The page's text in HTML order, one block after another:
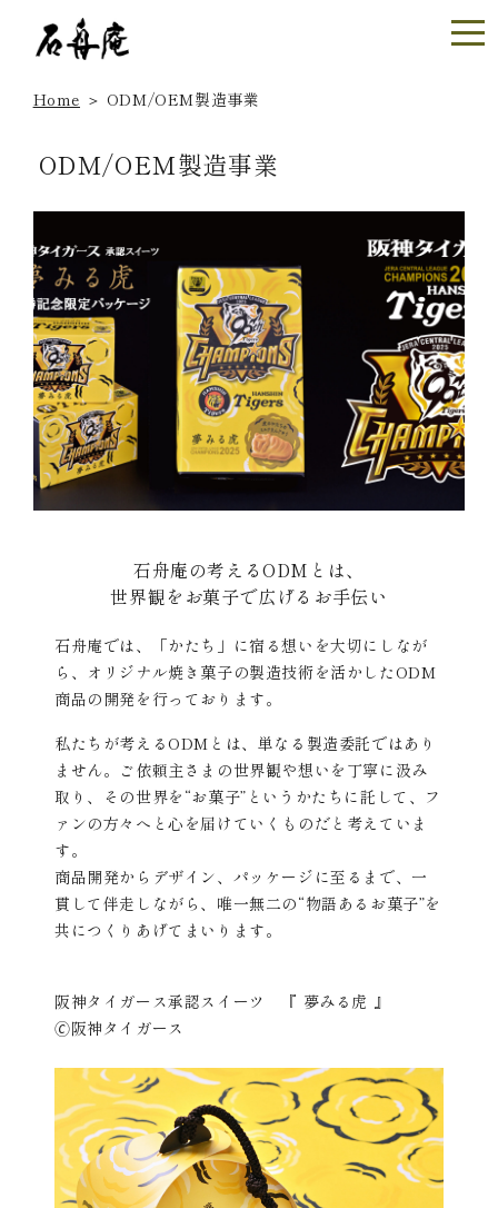
Home ＞ ODM/OEM製造事業
ODM/OEM製造事業
石舟庵の考えるODMとは、
世界観をお菓子で広げるお手伝い
石舟庵では、「かたち」に宿る想いを大切にしなが
ら、オリジナル焼き菓子の製造技術を活かしたODM
商品の開発を行っております。
私たちが考えるODMとは、単なる製造委託ではあり
ません。ご依頼主さまの世界観や想いを丁寧に汲み
取り、その世界を“お菓子”というかたちに託して、フ
ァンの方々へと心を届けていくものだと考えていま
す。
商品開発からデザイン、パッケージに至るまで、一
貫して伴走しながら、唯一無二の“物語あるお菓子”を
共につくりあげてまいります。
阪神タイガース承認スイーツ 『 夢みる虎 』
🄫阪神タイガース